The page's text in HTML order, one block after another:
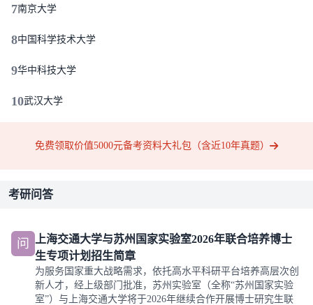
7南京大学
8中国科学技术大学
9华中科技大学
10武汉大学
免费领取价值5000元备考资料大礼包（含近10年真题）
考研问答
问
上海交通大学与苏州国家实验室2026年联合培养博士
生专项计划招生简章
为服务国家重大战略需求，依托高水平科研平台培养高层次创
新人才，经上级部门批准，苏州实验室（全称“苏州国家实验
室”）与上海交通大学将于2026年继续合作开展博士研究生联